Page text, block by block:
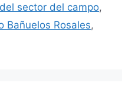
sector del campo,
Bañuelos Rosales,